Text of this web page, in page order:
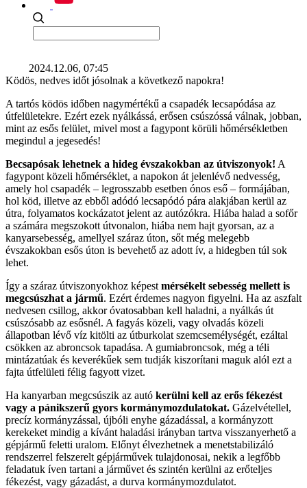
2024.12.06, 07:45
Ködös, nedves időt jósolnak a következő napokra!
A tartós ködös időben nagymértékű a csapadék lecsapódása az
útfelületekre. Ezért ezek nyálkássá, erősen csúszóssá válnak, jobban,
mint az esős felület, mivel most a fagypont körüli hőmérsékletben
megindul a jegesedés!
Becsapósak lehetnek a hideg évszakokban az útviszonyok! A
fagypont közeli hőmérséklet, a napokon át jelenlévő nedvesség,
amely hol csapadék – legrosszabb esetben ónos eső – formájában,
hol köd, illetve az ebből adódó lecsapódó pára alakjában kerül az
útra, folyamatos kockázatot jelent az autózókra. Hiába halad a sofőr
a számára megszokott útvonalon, hiába nem hajt gyorsan, az a
kanyarsebesség, amellyel száraz úton, sőt még melegebb
évszakokban esős úton is bevehető az adott ív, a hidegben túl sok
lehet.
Így a száraz útviszonyokhoz képest mérsékelt sebesség mellett is
megcsúszhat a jármű. Ezért érdemes nagyon figyelni. Ha az aszfalt
nedvesen csillog, akkor óvatosabban kell haladni, a nyálkás út
csúszósabb az esősnél. A fagyás közeli, vagy olvadás közeli
állapotban lévő víz kitölti az útburkolat szemcsemélységét, ezáltal
csökken az abroncsok tapadása. A gumiabroncsok, még a téli
mintázatúak és keverékűek sem tudják kiszorítani maguk alól ezt a
fajta útfelületi félig fagyott vizet.
Ha kanyarban megcsúszik az autó kerülni kell az erős fékezést
vagy a pánikszerű gyors kormánymozdulatokat. Gázelvétellel,
precíz kormányzással, újbóli enyhe gázadással, a kormányzott
kerekeket mindig a kívánt haladási irányban tartva visszanyerhető a
gépjármű feletti uralom. Előnyt élvezhetnek a menetstabilizáló
rendszerrel felszerelt gépjárművek tulajdonosai, nekik a legfőbb
feladatuk íven tartani a járművet és szintén kerülni az erőteljes
fékezést, vagy gázadást, a durva kormánymozdulatot.